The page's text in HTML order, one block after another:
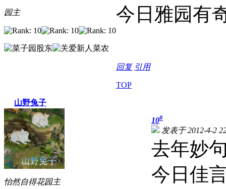
园主
今日雅园有
回复 引用
TOP
山野兔子
怡然自得花园主
10#
发表于 2012-4-2
去年妙
今日佳